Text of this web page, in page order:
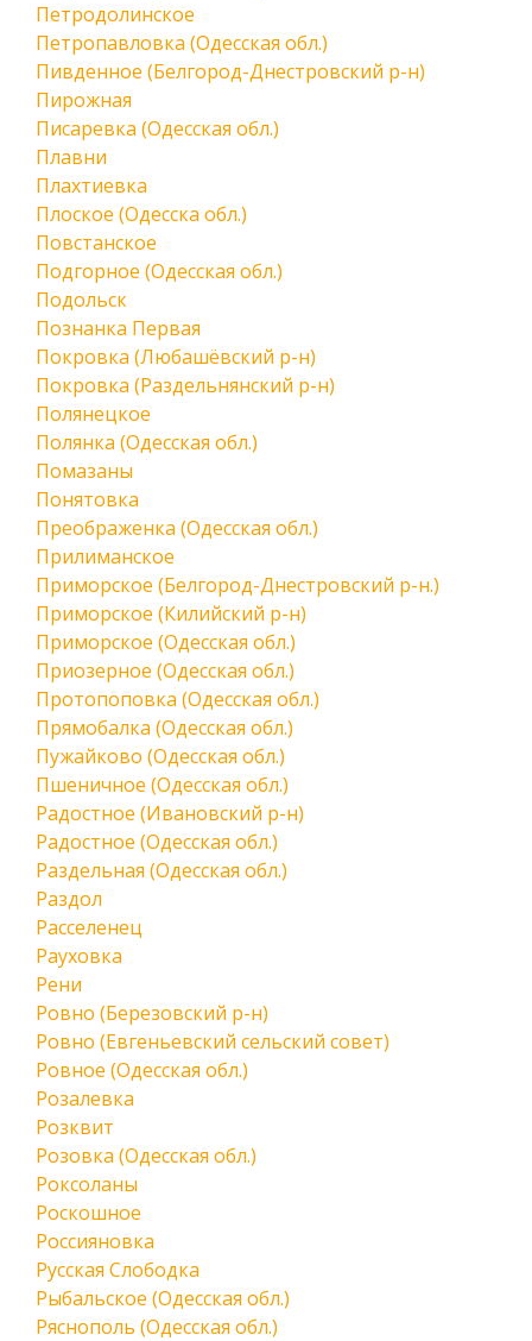
Петродолинское
Петропавловка (Одесская обл.)
Пивденное (Белгород-Днестровский р-н)
Пирожная
Писаревка (Одесская обл.)
Плавни
Плахтиевка
Плоское (Одесска обл.)
Повстанское
Подгорное (Одесская обл.)
Подольск
Познанка Первая
Покровка (Любашёвский р-н)
Покровка (Раздельнянский р-н)
Полянецкое
Полянка (Одесская обл.)
Помазаны
Понятовка
Преображенка (Одесская обл.)
Прилиманское
Приморское (Белгород-Днестровский р-н.)
Приморское (Килийский р-н)
Приморское (Одесская обл.)
Приозерное (Одесская обл.)
Протопоповка (Одесская обл.)
Прямобалка (Одесская обл.)
Пужайково (Одесская обл.)
Пшеничное (Одесская обл.)
Радостное (Ивановский р-н)
Радостное (Одесская обл.)
Раздельная (Одесская обл.)
Раздол
Расселенец
Рауховка
Рени
Ровно (Березовский р-н)
Ровно (Евгеньевский сельский совет)
Ровное (Одесская обл.)
Розалевка
Розквит
Розовка (Одесская обл.)
Роксоланы
Роскошное
Россияновка
Русская Слободка
Рыбальское (Одесская обл.)
Ряснополь (Одесская обл.)